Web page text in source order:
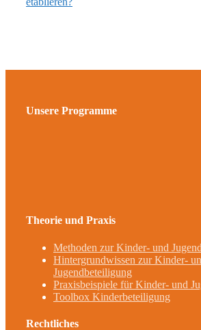
Unsere Programme
Theorie und Praxis
Methoden zur Kinder- und
Hintergrundwissen zur Kinder-
Jugendbeteiligung
Praxisbeispiele für Kinder- und
Toolbox Kinderbeteiligung
Rechtliches